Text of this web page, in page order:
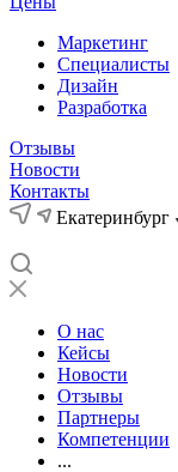
Маркетинг
Специалисты
Дизайн
Разработка
Отзывы
Новости
Контакты
Екатеринбург
О нас
Кейсы
Новости
Отзывы
Партнеры
Компетенции
...